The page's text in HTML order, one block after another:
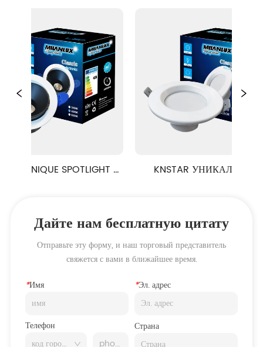
SPOTLIGHT
KNSTAR УНИКАЛЬНЫЙ
Дайте нам бесплатную цитату
Отправьте эту форму, и наш торговый представитель
свяжется с вами в ближайшее время.
*Имя *Эл. адрес
Телефон Страна